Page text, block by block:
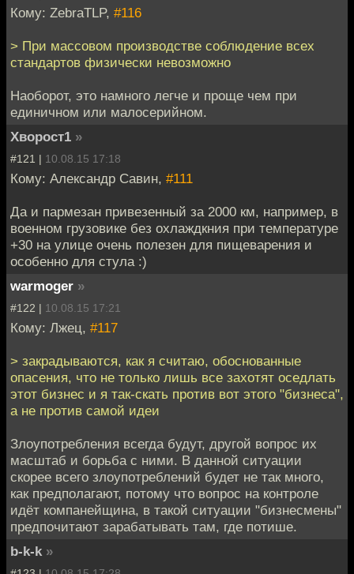
Кому: ZebraTLP, #116
> При массовом производстве соблюдение всех
стандартов физически невозможно
Наоборот, это намного легче и проще чем при
единичном или малосерийном.
Хворост1 »
#121 | 10.08.15 17:18
Кому: Александр Савин, #111
Да и пармезан привезенный за 2000 км, например, в
военном грузовике без охлаждкния при температуре
+30 на улице очень полезен для пищеварения и
особенно для стула :)
warmoger »
#122 | 10.08.15 17:21
Кому: Лжец, #117
> закрадываются, как я считаю, обоснованные
опасения, что не только лишь все захотят оседлать
этот бизнес и я так-скать против вот этого "бизнеса",
а не против самой идеи
Злоупотребления всегда будут, другой вопрос их
масштаб и борьба с ними. В данной ситуации
скорее всего злоупотреблений будет не так много,
как предполагают, потому что вопрос на контроле
идёт компанейщина, в такой ситуации "бизнесмены"
предпочитают зарабатывать там, где потише.
b-k-k »